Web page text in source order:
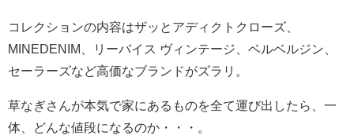
コレクションの内容はザッと アディクトクローズ、
MINEDENIM、リーバイス ヴィンテージ、ベルベルジン、
セーラーズなど高価なブランドがズラリ。
草なぎさんが本気で家にあるものを全て運び出したら、一
体、どんな値段になるのか・・・。